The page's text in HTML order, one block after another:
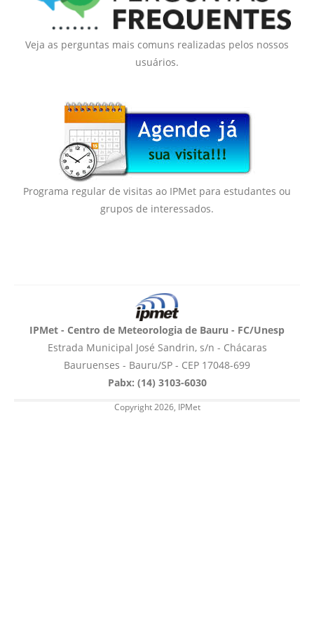
Veja as perguntas mais comuns realizadas pelos nossos
usuários.
Programa regular de visitas ao IPMet para estudantes ou
grupos de interessados.
IPMet - Centro de Meteorologia de Bauru - FC/Unesp
Estrada Municipal José Sandrin, s/n - Chácaras
Bauruenses - Bauru/SP - CEP 17048-699
Pabx: (14) 3103-6030
Copyright 2026, IPMet